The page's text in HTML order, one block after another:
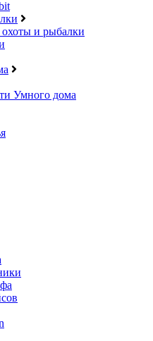
охоты и рыбалки
Умного дома